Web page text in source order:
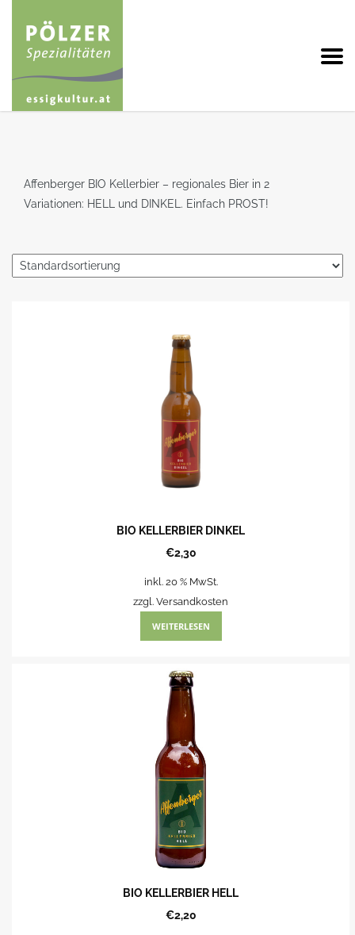
Affenberger BIO Kellerbier – regionales Bier in 2
Variationen: HELL und DINKEL. Einfach PROST!
BIO KELLERBIER DINKEL
€2,30
inkl. 20 % MwSt.
zzgl.Versandkosten
WEITERLESEN
BIO KELLERBIER HELL
€2,20